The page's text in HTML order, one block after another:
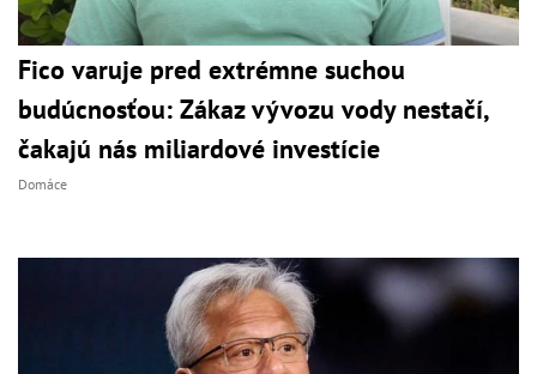
Fico varuje pred extrémne suchou
budúcnosťou: Zákaz vývozu vody nestačí,
čakajú nás miliardové investície
Domáce